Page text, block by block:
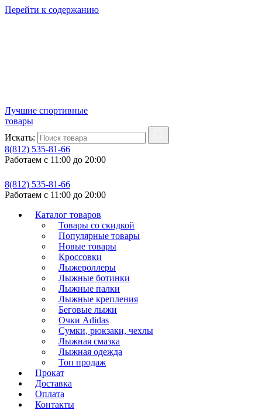
Перейти к содержанию
Лучшие спортивные
товары
Искать:
8(812) 535-81-66
Работаем с 11:00 до 20:00
8(812) 535-81-66
Работаем с 11:00 до 20:00
Каталог товаров
Товары со скидкой
Популярные товары
Новые товары
Кроссовки
Лыжероллеры
Лыжные ботинки
Лыжные палки
Лыжные крепления
Беговые лыжи
Очки Adidas
Сумки, рюкзаки, чехлы
Лыжная смазка
Лыжная одежда
Топ продаж
Прокат
Доставка
Оплата
Контакты